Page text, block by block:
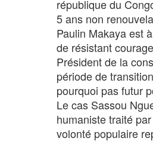
république du
5 ans non
Paulin Makaya est
de résistant
Président de la
période de
pourquoi pas futur
Le cas Sassou
humaniste traité
volonté populaire